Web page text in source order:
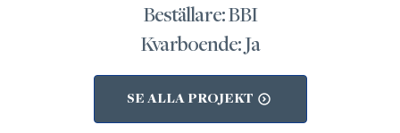
Beställare: BBI
Kvarboende: Ja
SE ALLA PROJEKT